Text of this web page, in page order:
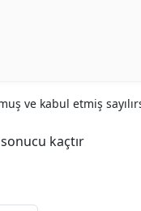
ve kabul etmiş
kaçtır